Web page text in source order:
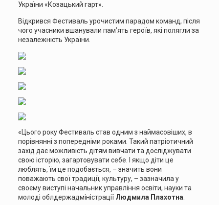
України «Козацький гарт».
Відкрився Фестиваль урочистим парадом команд, після
чого учасники вшанували пам’ять героїв, які полягли за
незалежність України.
«Цього року Фестиваль став одним з наймасовіших, в
порівнянні з попередніми роками. Такий патріотичний
захід дає можливість дітям вивчати та досліджувати
свою історію, загартовувати себе. І якщо діти це
люблять, їм це подобається, – значить вони
поважають свої традиції, культуру, – зазначила у
своєму виступі начальник управління освіти, науки та
молоді облдержадміністрації Людмила Плахотна